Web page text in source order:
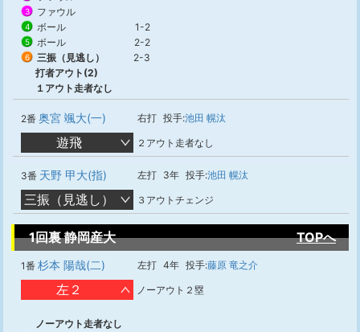
3 ファウル
4 ボール 1-2
5 ボール 2-2
6 三振（見逃し）
2-3
打者アウト(2)
１アウト走者なし
2番 奥宮 颯大(一) 右打 投手:池田 幌汰
遊飛 ２アウト走者なし
3番 天野 甲大(指) 左打 3年 投手:池田 幌汰
三振（見逃し） ３アウトチェンジ
1回裏 静岡産大 TOPへ
1番 杉本 陽哉(二) 左打 4年 投手:藤原 竜之介
左２ ノーアウト２塁
ノーアウト走者なし